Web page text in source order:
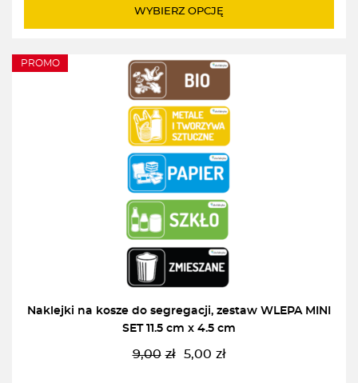
WYBIERZ OPCJĘ
PROMO
Naklejki na kosze do segregacji, zestaw WLEPA MINI
SET 11.5 cm x 4.5 cm
9,00 zł
Pierwotna
5,00 zł
Aktualna